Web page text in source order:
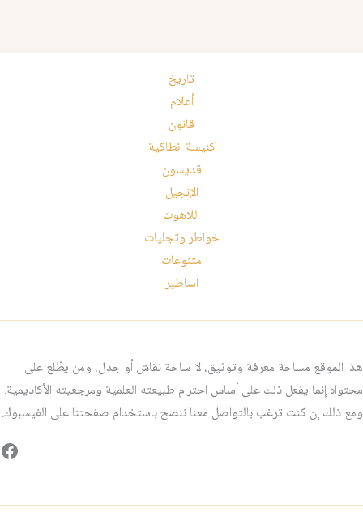
تاريخ
أعلام
قانون
كنيسة انطاكية
قديسون
الإنجيل
اللاهوت
خواطر وتجليات
متنوعات
اساطير
هذا الموقع مساحة معرفة وتوثيق، لا ساحة نقاش أو جدل، ومن يطّلع على
محتواه إنما يفعل ذلك على أساس احترام طبيعته العلمية ومرجعيته الأكاديمية.
ومع ذلك إن كنت ترغب بالتواصل معنا ننصح باستخدام صفحتنا على الفيسبوك.